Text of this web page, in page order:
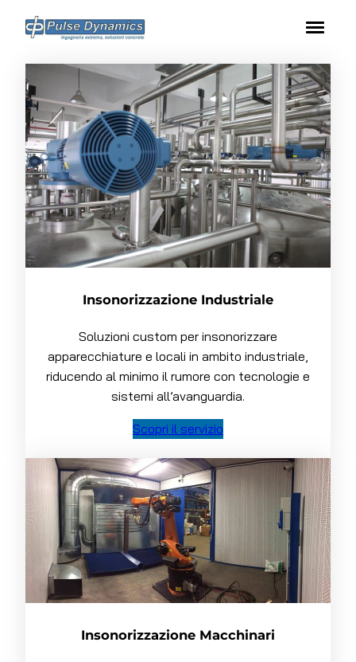
Insonorizzazione Industriale
Soluzioni custom per insonorizzare
apparecchiature e locali in ambito industriale,
riducendo al minimo il rumore con tecnologie e
sistemi all’avanguardia.
Scopri il servizio
Insonorizzazione Macchinari